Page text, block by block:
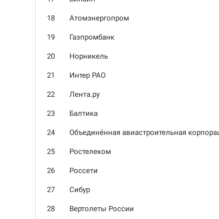
18 Атомэнергопром
19 Газпромбанк
20 Норникель
21 Интер РАО
22 Лента.ру
23 Балтика
24 Объединённая авиастроительная
25 Ростелеком
26 Россети
27 Сибур
28 Вертолеты России